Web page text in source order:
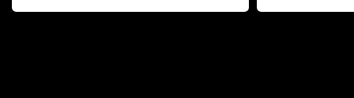
Pottera přišla s ráznou
přichází s